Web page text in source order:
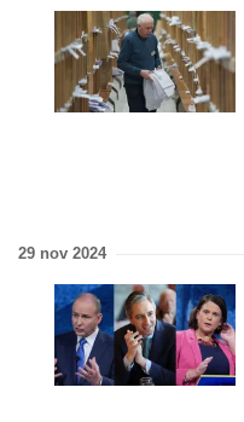
29 nov 2024